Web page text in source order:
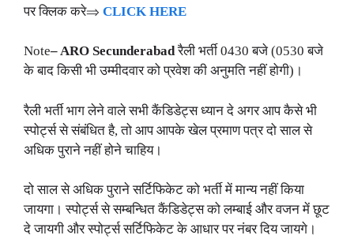
पर क्लिक करे⇒ CLICK HERE
Note– ARO Secunderabadरैली भर्ती 0430 बजे (0530 बजे
के बाद किसी भी उम्मीदवार को प्रवेश की अनुमति नहीं होगी)।
रैली भर्ती भाग लेने वाले सभी कैंडिडेट्स ध्यान दे अगर आप कैसे भी
स्पोर्ट्स से संबंधित है, तो आप आपके खेल प्रमाण पत्र दो साल से
अधिक पुराने नहीं होने चाहिय।
दो साल से अधिक पुराने सर्टिफिकेट को भर्ती में मान्य नहीं किया
जायगा। स्पोर्ट्स से सम्बन्धित कैंडिडेट्स को लम्बाई और वजन में छूट
दे जायगी और स्पोर्ट्स सर्टिफिकेट के आधार पर नंबर दिय जायगे।